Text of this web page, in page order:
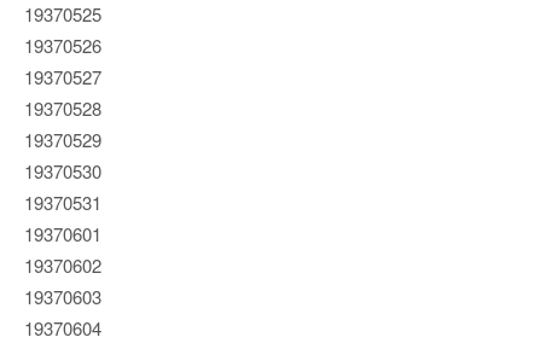
19370525
19370526
19370527
19370528
19370529
19370530
19370531
19370601
19370602
19370603
19370604